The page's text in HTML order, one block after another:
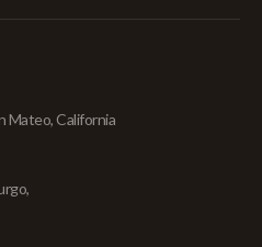
Mateo, California